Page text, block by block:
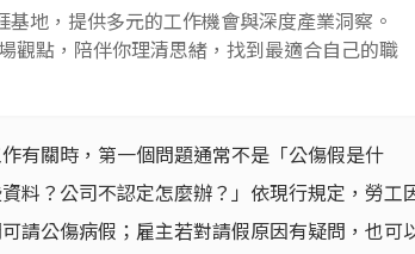
地，提供多元的工作機會與深度產業洞察。
觀點，陪伴你理清思緒，找到最適合自己的職
有關時，第一個問題通常不是「公傷假是什
料？公司不認定怎麼辦？」依現行規定，勞工
請公傷病假；雇主若對請假原因有疑問，也可